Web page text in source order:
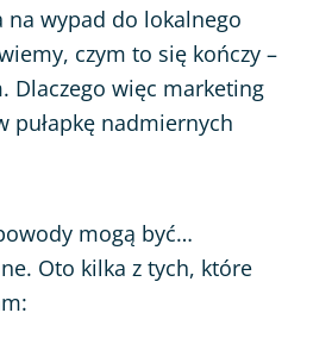
na wypad do lokalnego
czym to się kończy –
Dlaczego więc marketing
pułapkę nadmiernych
mogą być…
Oto kilka z tych, które